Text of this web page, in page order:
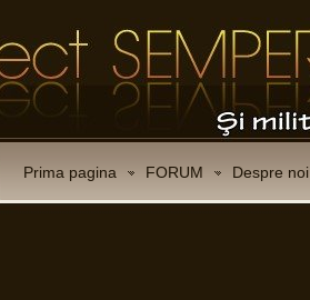
Prima pagina FORUM Despre noi